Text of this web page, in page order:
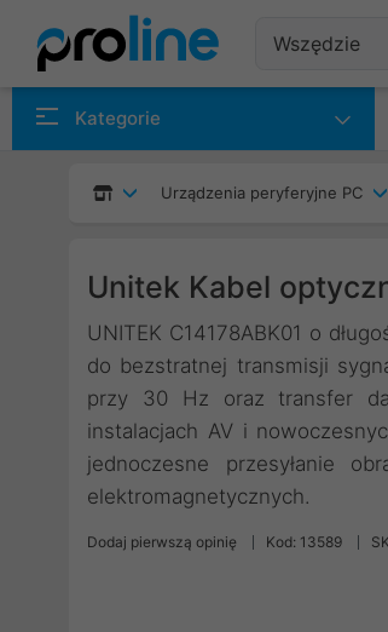
Kategorie
Urządzenia peryferyjne PC
Unitek Kabel
UNITEK C14178ABK01 o
do bezstratnej transmisji
przy 30 Hz oraz transfer
instalacjach AV i
jednoczesne przesyłanie
elektromagnetycznych.
Dodaj pierwszą opinię Kod: 13589